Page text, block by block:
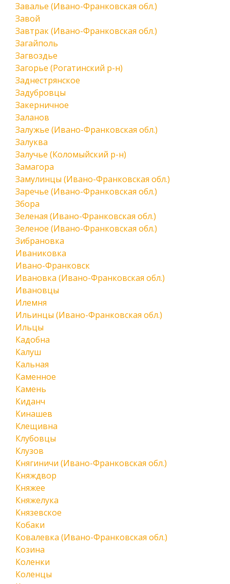
Завалье (Ивано-Франковская обл.)
Завой
Завтрак (Ивано-Франковская обл.)
Загайполь
Загвоздье
Загорье (Рогатинский р-н)
Заднестрянское
Задубровцы
Закерничное
Заланов
Залужье (Ивано-Франковская обл.)
Залуква
Залучье (Коломыйский р-н)
Замагора
Замулинцы (Ивано-Франковская обл.)
Заречье (Ивано-Франковская обл.)
Збора
Зеленая (Ивано-Франковская обл.)
Зеленое (Ивано-Франковская обл.)
Зибрановка
Иваниковка
Ивано-Франковск
Ивановка (Ивано-Франковская обл.)
Ивановцы
Илемня
Ильинцы (Ивано-Франковская обл.)
Ильцы
Кадобна
Калуш
Кальная
Каменное
Камень
Киданч
Кинашев
Клещивна
Клубовцы
Клузов
Княгиничи (Ивано-Франковская обл.)
Княждвор
Княжее
Княжелука
Князевское
Кобаки
Ковалевка (Ивано-Франковская обл.)
Козина
Коленки
Коленцы